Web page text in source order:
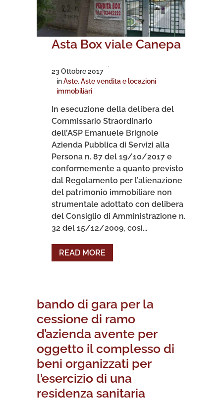
Asta Box viale Canepa
23 Ottobre 2017
inAste,Aste vendita e locazioni
immobiliari
In esecuzione della delibera del
Commissario Straordinario
dell’ASP Emanuele Brignole
Azienda Pubblica di Servizi alla
Persona n. 87 del 19/10/2017 e
conformemente a quanto previsto
dal Regolamento per l’alienazione
del patrimonio immobiliare non
strumentale adottato con delibera
del Consiglio di Amministrazione n.
32 del 15/12/2009, così...
READ MORE
bando di gara per la
cessione di ramo
d’azienda avente per
oggetto il complesso di
beni organizzati per
l’esercizio di una
residenza sanitaria